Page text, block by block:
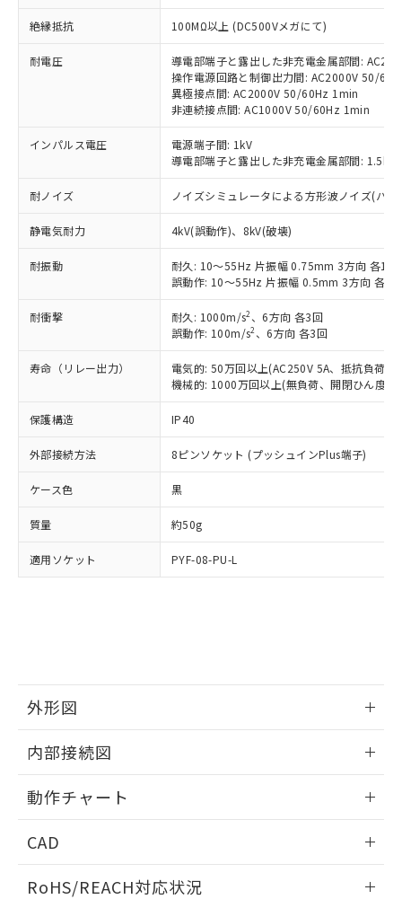
絶縁抵抗 100MΩ以上 (DC500Vメガにて)
耐電圧
導電部端子と露出した非充電金属部間:
操作電源回路と制御出力間: AC2000V 50/
異極接点間: AC2000V 50/60Hz 1min
非連続接点間: AC1000V 50/60Hz 1min
インパルス電圧
電源端子間: 1kV
導電部端子と露出した非充電金属部間: 1.5kV
耐ノイズ ノイズシミュレータによる方形波ノイズ(パ
静電気耐力 4kV(誤動作)、8kV(破壊)
耐振動
耐久: 10～55Hz 片振幅 0.75mm 3方向 各1h
誤動作: 10～55Hz 片振幅 0.5mm 3方向 各
耐衝撃 耐久: 1000m/s2 、6方向 各3回
誤動作: 100m/s2 、6方向 各3回
寿命（リレー出力）
電気的: 50万回以上(AC250V 5A、抵抗負荷
機械的: 1000万回以上(無負荷、開閉ひん度
保護構造 IP40
外部接続方法 8ピンソケット (プッシュインPlus端子)
ケース色 黒
質量 約50g
適用ソケット PYF-08-PU-L
外形図
外形図
内部接続図
内部接続図
動作チャート
動作チャート
CAD
ドすることができます。
RoHS/REACH対応状況
ご利用条件
以下の条件をお読みいただき、同意のうえ
ご利用ください。
本サービスは、当社制御機器事業取扱
商品の当社在庫状況および標準価格
(税抜)を提供させていただくもので
本サービスの対象外となる商品もある
ことをご了承ください。
在庫状況および標準価格照会結果は、
記載している更新日時点での社内デー
タに基づき作成されるものであり、閲
覧された時点での実際の在庫および標
準価格とは異なる場合があることをご
了承ください。
正式な納期状況および標準価格はお客
様のお取引先、またはお客様担当のオ
ムロン制御機器販売店・当社販売員に
ご相談ください。
オムロン制御機器販売店や当社販売拠
販売ネットワーク
」をご確認
在庫状況および標準価格結果を当社の
事前の承諾なく第三者に漏洩または開
示しないようお願いします。
マイパーツ機能（部品リスト作成サー
をご了承ください。
※当社の共同利用者とは、
の共同利用に関して"
の「1.共同利
用者の範囲」に記載されている法人を
対応予定：EU RoHS指令（10物質）の非含
有に対応した製品に切り替える予定のある
対応予定なし：EU RoHS指令（10物質）の
非含有に非対応の商品で、対応品を出す予
定はありません。
調査・確認中：EU RoHS指令（10物質）の
非含有の対応状況を調査中または確認中の
非該当品：ライセンス料など無形物で、有
害物質有無と関係のない商品です。
仕入先様の事情により、非含有部品として
いたものが、含有品と判明した場合などや
ミウム(Cd) 100ppm以下、
六価クロム(Cr(Ⅵ)) 1000ppm以下、ポリ臭化ビフェニル
(PBDE) 1000ppm以下、フタル酸ビス(2-エチルヘキシ
ル) (DEHP)(別名：DOP) 1000ppm以下、フタル酸ブチ
ルベンジル（BBP） 1000ppm以下、フタル酸ジブチル
（DBP） 1000ppm以下、フタル酸ジイソブチル
(DIBP) 1000ppm以下
但し、RoHS指令で産業用監視および制御機器に対する
適用除外項目は除く。
フタル酸エステル類の４物質については閾値を超える意
※2 対応予定月
部品在庫の切り替え状況などにより、予定
月が前後することがあります。
下記の非含有証明書をダウンロードするこ
とができます。
EU RoHS指令（10物質）の非含有証明書
51物質の非含有証明書（当社基準）
るもので、過去に遡って非含有を証明する
ものではありません。
物質の対応では、対応完了までの期間は出
荷製品に未対応品が混在することから備考
欄に対応日を記載しておりました。
※1 中国RoHS○×表
「○」：最大均質材料含有率が中国RoHSの
基準値以下であることを示します。
「×」：最大均質材料含有率が中国RoHSの
基準値を超えていることを示します。
「－」：未確認です。当社販売部門へお問
い合わせください。
*中国RoHS10物質の基準値 (GB/T26572)：
Pb(鉛) :1000ppm、 Hg(水銀) : 1000ppm、 Cd(カドミウ
Cr(Ⅵ)(六価クロム) : 1000ppm、 PBBs(ポリ臭化ビフェ
ニル類) : 1000ppm、 PBDEs(ポリ臭化ジフェニルエーテ
ル類) : 1000ppm、
DBP(フタル酸ジブチル) : 1000ppm、 DIBP(フタル酸ジ
イソブチル) : 1000ppm、 BBP(フタル酸ブチルベンジ
ル) : 1000ppm、
※2 環境保護使用期限
「ｅ」：有害物質（10物質）のすべてが基
準値以下であることを示します。
「10」：通常の使用状況下において有害物
質が外部に漏えいし、環境に深刻な影響を
当社は、これら貴社製品のうち、外国
為替および外国貿易法に定める商品
（以下｢規制貨物等」という）を輸出
または国外への提供する場合は、日本
国政府の輸出許可(または役務取引許
可)を取得するなどの必要な手続きを
とります。
当社は規制貨物を破棄する場合は、完
全に破砕するなど、違法に輸出されな
当社は貴社製品を、核兵器、ミサイ
ル、化学兵器、生物兵器またはその他
武器並びにこれらの製造装置等に一切
使用いたしません。
当社は、貴社製品を第三者に販売する
場合は、上記1、2および3の内容を当
該第三者に通知します。また当社は、
販売先および販売に係わる関係者が違
法に輸出するおそれがある場合は、取
○ 一定数以上の在庫あり
一定数には満たないが在庫あり
－
在庫なし(最新の在庫状況につ
いては、お客様のお取引先、ま
たはお客様担当のオムロン制御
機器販売店・当社販売員にご確
認ください)
空
受注生産機種、また在庫状況の